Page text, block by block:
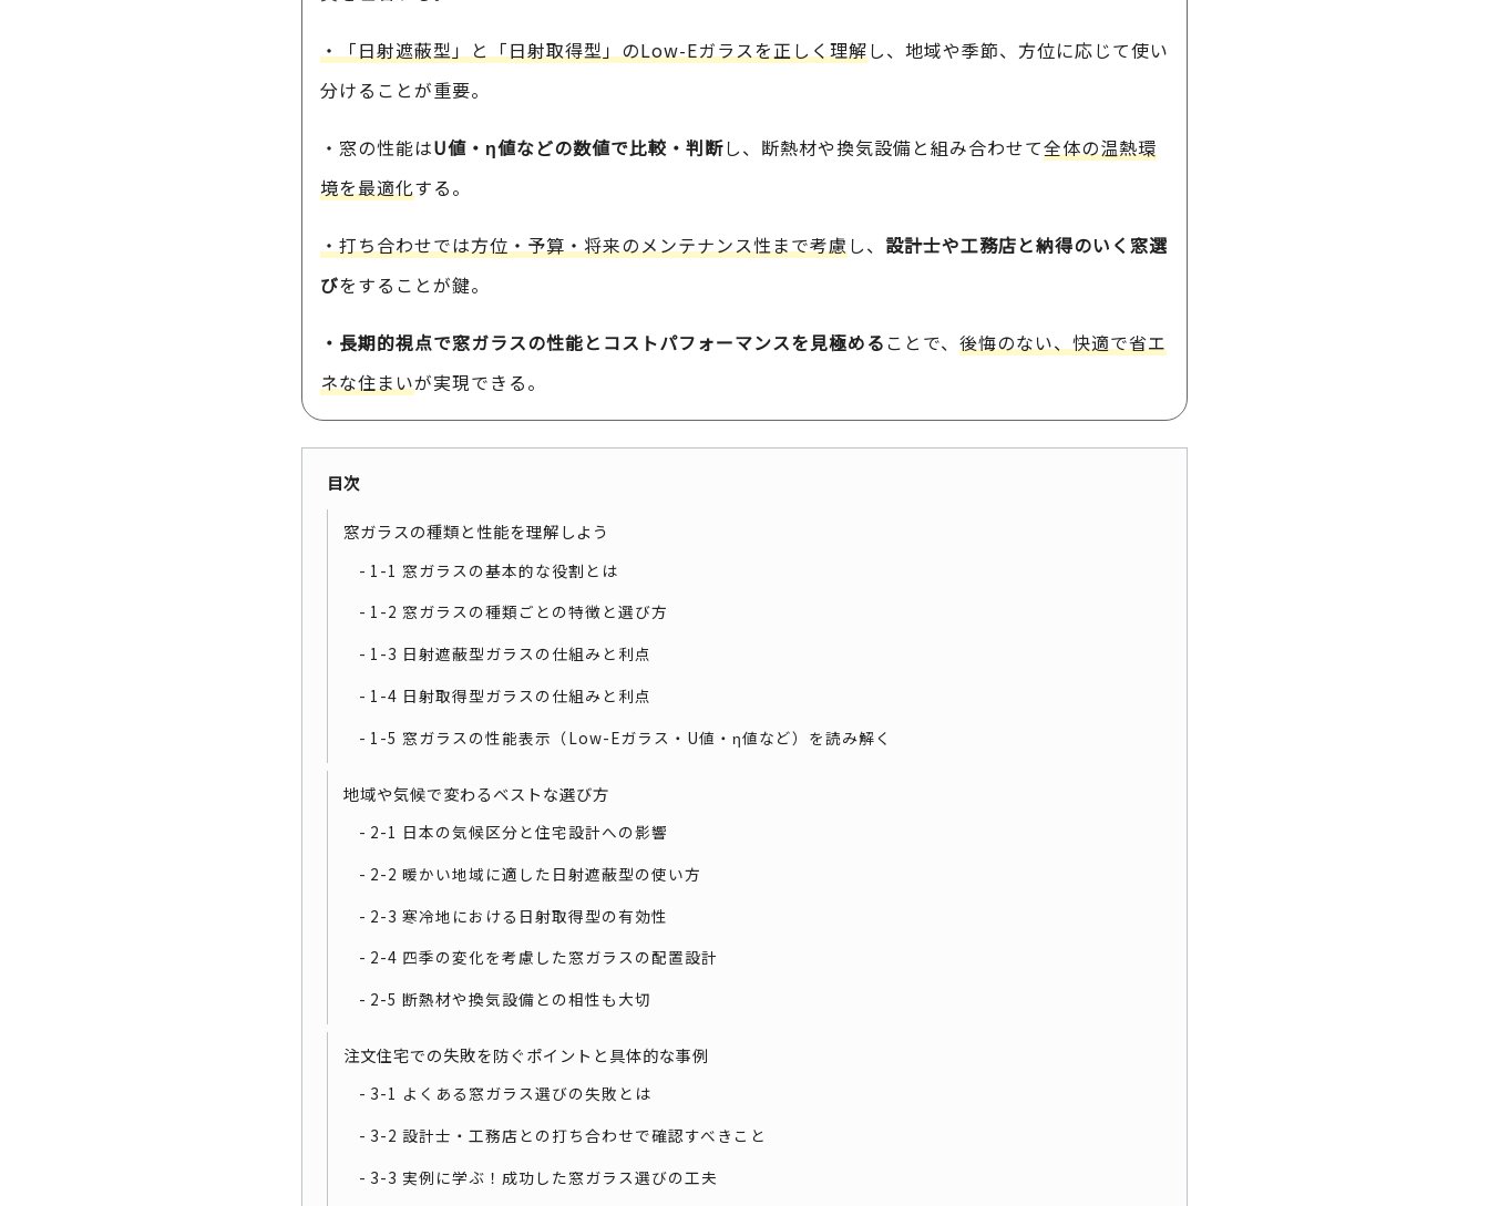
・「日射遮蔽型」と「日射取得型」のLow-Eガラスを正しく理解し、地域や季節、方位に応じて使い
分けることが重要。
・窓の性能はU値・η値などの数値で比較・判断し、断熱材や換気設備と組み合わせて全体の温熱環
境を最適化する。
・打ち合わせでは方位・予算・将来のメンテナンス性まで考慮し、 設計士や工務店と納得のいく窓選
びをすることが鍵。
・長期的視点で窓ガラスの性能とコストパフォーマンスを見極める ことで、 後悔のない、快適で省エ
ネな住まいが実現できる。
目次
窓ガラスの種類と性能を理解しよう
1-1 窓ガラスの基本的な役割とは
1-2 窓ガラスの種類ごとの特徴と選び方
1-3 日射遮蔽型ガラスの仕組みと利点
1-4 日射取得型ガラスの仕組みと利点
1-5 窓ガラスの性能表示（Low-Eガラス・U値・η値など）を読み解く
地域や気候で変わるベストな選び方
2-1 日本の気候区分と住宅設計への影響
2-2 暖かい地域に適した日射遮蔽型の使い方
2-3 寒冷地における日射取得型の有効性
2-4 四季の変化を考慮した窓ガラスの配置設計
2-5 断熱材や換気設備との相性も大切
注文住宅での失敗を防ぐポイントと具体的な事例
3-1 よくある窓ガラス選びの失敗とは
3-2 設計士・工務店との打ち合わせで確認すべきこと
3-3 実例に学ぶ！成功した窓ガラス選びの工夫